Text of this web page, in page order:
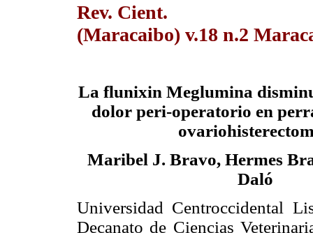
Rev. Cient.
(Maracaibo) v.18 n.2
La flunixin Meglumina
dolor peri-operatorio en
Maribel J. Bravo, Hermes
Daló
Universidad Centroccidental
Decanato de Ciencias